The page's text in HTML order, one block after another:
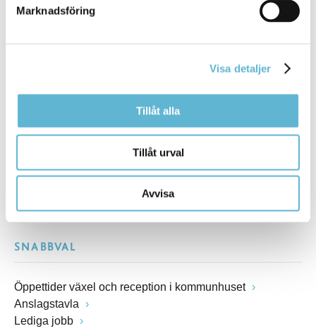
Marknadsföring
Visa detaljer
Tillåt alla
Tillåt urval
Avvisa
Besöksadress
kommunstyrelsen@bromolla.se
www.bromolla.se
Växel: 0456-82 20 00
SNABBVAL
Öppettider växel och reception i kommunhuset
Anslagstavla
Lediga jobb